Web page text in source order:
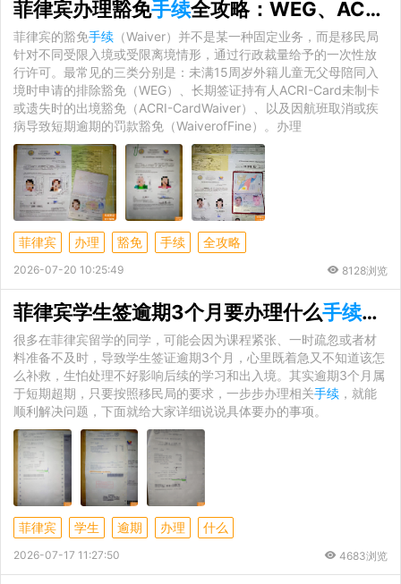
菲律宾办理豁免手续全攻略：WEG、ACR及逾期罚款豁免实操指南
菲律宾的豁免手续 （Waiver）并不是某一种固定业务，而是移民局
针对不同受限入境或受限离境情形，通过行政裁量给予的一次性放
行许可。最常见的三类分别是：未满15周岁外籍儿童无父母陪同入
境时申请的排除豁免（WEG）、长期签证持有人ACRI-Card未制卡
或遗失时的出境豁免（ACRI-CardWaiver）、以及因航班取消或疾
病导致短期逾期的罚款豁免（WaiverofFine）。办理
菲律宾 办理 豁免 手续 全攻略
2026-07-20 10:25:49 8128浏览
菲律宾学生签逾期3个月要办理什么手续？
很多在菲律宾留学的同学，可能会因为课程紧张、一时疏忽或者材
料准备不及时，导致学生签证逾期3个月，心里既着急又不知道该怎
么补救，生怕处理不好影响后续的学习和出入境。其实逾期3个月属
于短期超期，只要按照移民局的要求，一步步办理相关手续 ，就能
顺利解决问题，下面就给大家详细说说具体要办的事项。
菲律宾 学生 逾期 办理 什么
2026-07-17 11:27:50 4683浏览